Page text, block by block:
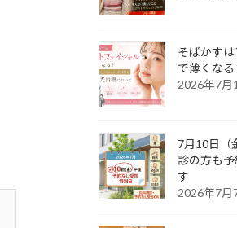
そばかす
で薄くなる
2026年7月
7月10日（
診の方も
す
2026年7月